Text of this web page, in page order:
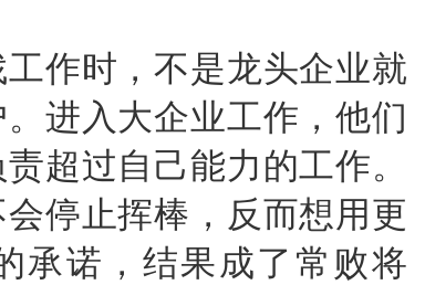
作时，不是龙头企业就
进入大企业工作，他们
超过自己能力的工作。
停止挥棒，反而想用更
承诺，结果成了常败将